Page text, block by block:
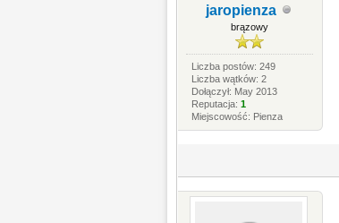
jaropienza
brązowy
Liczba postów: 249
Liczba wątków: 2
Dołączył: May 2013
Reputacja:1
Miejscowość: Pienza